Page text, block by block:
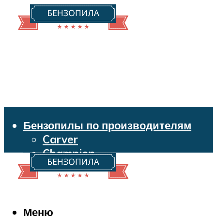
Бензопилы по производителям
Carver
Champion
Echo
Husqvarna
Makita
Меню